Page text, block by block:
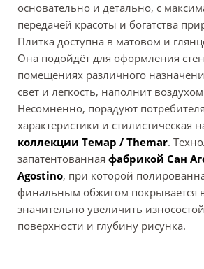
основательно и детально, с
передачей красоты и богатства
Плитка доступна в матовом и
Она подойдёт для оформления
помещениях различного
свет и легкость, наполнит
Несомненно, порадуют
характеристики и стилистическая
коллекции Темар / Themar.
запатентованная фабрикой Сан
Agostino, при которой
финальным обжигом покрывается
значительно увеличить
поверхности и глубину рисунка.